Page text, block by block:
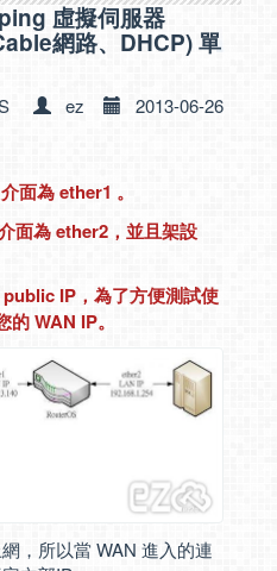
虛擬伺服器
網路、DHCP) 單
ez
2013-06-26
面為 ether1 。
面為 ether2，並且架設
IP，為了方便測試使
WAN IP。
，所以當 WAN 進入的連